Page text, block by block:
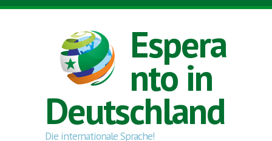
Direkt zum Inhalt
Espera
nto in
Deutschland
Die internationale Sprache!